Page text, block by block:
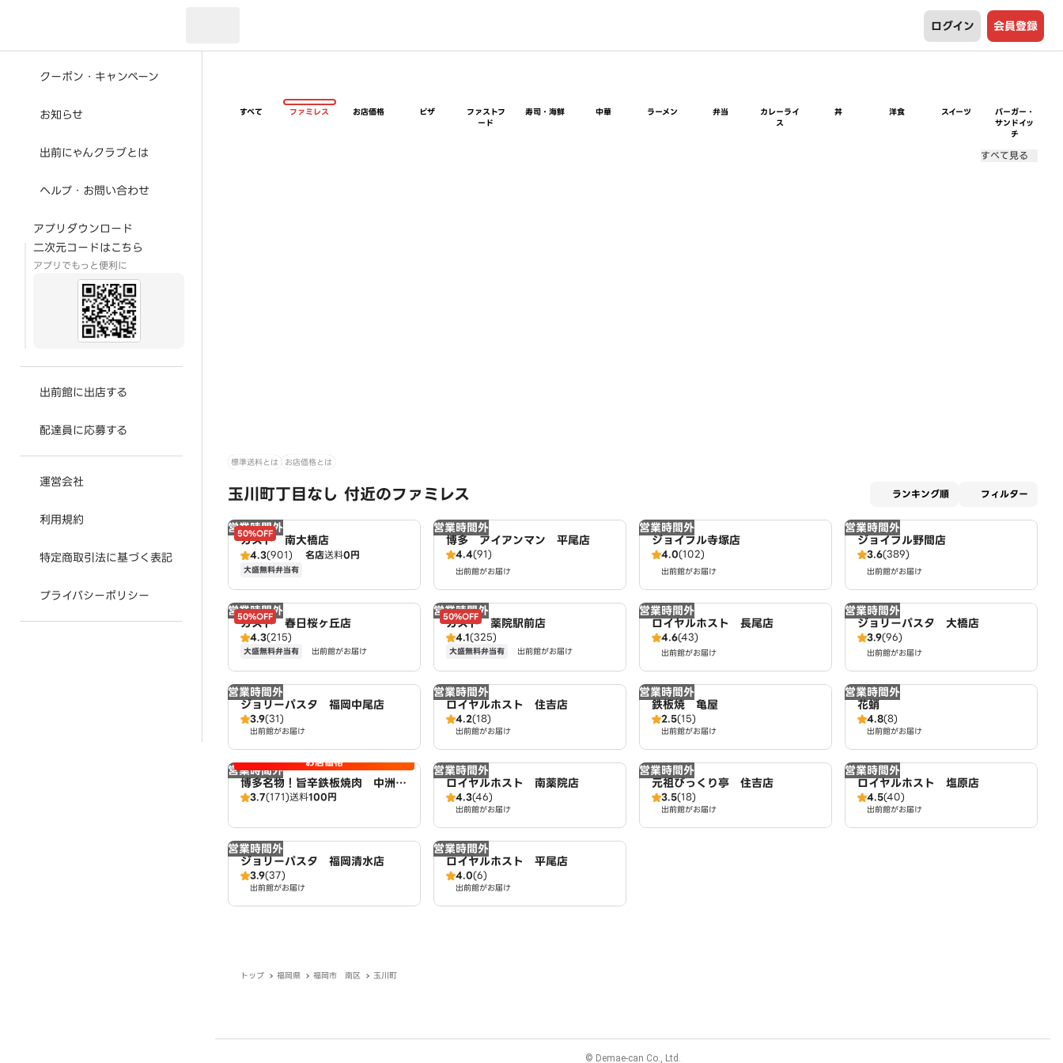
ログイン 会員登録
クーポン・キャンペーン
お知らせ
出前にゃんクラブとは
ヘルプ・お問い合わせ
アプリダウンロード
二次元コードはこちら
アプリでもっと便利に
出前館に出店する
配達員に応募する
運営会社
利用規約
特定商取引法に基づく表記
プライバシーポリシー
すべて ファミレス お店価格 ピザ
ファストフ
ード
寿司・海鮮 中華 ラーメン 弁当
カレーライ
ス
丼 洋食 スイーツ
バーガー・
サンドイッ
チ
すべて見る
標準送料とは お店価格とは
玉川町丁目なし 付近のファミレス ランキング順 フィルター
営業時間外
50%OFF
ガスト 南大橋店
4.3(901) 名店送料0円
大盛無料弁当有
営業時間外
博多 アイアンマン 平尾店
4.4(91)
出前館がお届け
営業時間外
ジョイフル寺塚店
4.0(102)
出前館がお届け
営業時間外
ジョイフル野間店
3.6(389)
出前館がお届け
営業時間外
50%OFF
ガスト 春日桜ヶ丘店
4.3(215)
大盛無料弁当有 出前館がお届け
営業時間外
50%OFF
ガスト 薬院駅前店
4.1(325)
大盛無料弁当有 出前館がお届け
営業時間外
ロイヤルホスト 長尾店
4.6(43)
出前館がお届け
営業時間外
ジョリーパスタ 大橋店
3.9(96)
出前館がお届け
営業時間外
ジョリーパスタ 福岡中尾店
3.9(31)
出前館がお届け
営業時間外
ロイヤルホスト 住吉店
4.2(18)
出前館がお届け
営業時間外
鉄板焼 亀屋
2.5(15)
出前館がお届け
営業時間外
花蛸
4.8(8)
出前館がお届け
営業時間外 お店価格
博多名物！旨辛鉄板焼肉 中洲
亭 大橋店
3.7(171)送料100円
営業時間外
ロイヤルホスト 南薬院店
4.3(46)
出前館がお届け
営業時間外
元祖びっくり亭 住吉店
3.5(18)
出前館がお届け
営業時間外
ロイヤルホスト 塩原店
4.5(40)
出前館がお届け
営業時間外
ジョリーパスタ 福岡清水店
3.9(37)
出前館がお届け
営業時間外
ロイヤルホスト 平尾店
4.0(6)
出前館がお届け
トップ 福岡県 福岡市 南区 玉川町
© Demae-can Co., Ltd.